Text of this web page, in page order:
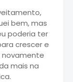
bem, mas
poderia ter
crescer e
novamente
mais na